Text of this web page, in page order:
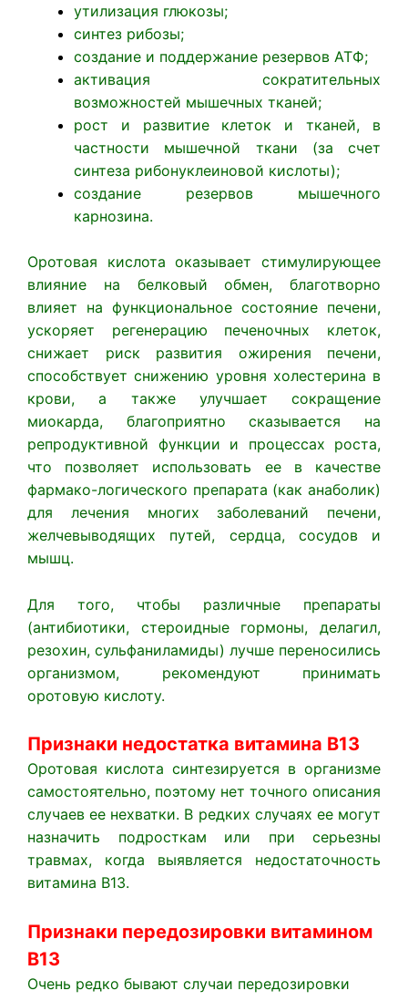
утилизация глюкозы;
синтез рибозы;
создание и поддержание резервов АТФ;
активация сократительных
возможностей мышечных тканей;
рост и развитие клеток и тканей, в
частности мышечной ткани (за счет
синтеза рибонуклеиновой кислоты);
создание резервов мышечного
карнозина.
Оротовая кислота оказывает стимулирующее
влияние на белковый обмен, благотворно
влияет на функциональное состояние печени,
ускоряет регенерацию печеночных клеток,
снижает риск развития ожирения печени,
способствует снижению уровня холестерина в
крови, а также улучшает сокращение
миокарда, благоприятно сказывается на
репродуктивной функции и процессах роста,
что позволяет использовать ее в качестве
фармако-логического препарата (как анаболик)
для лечения многих заболеваний печени,
желчевыводящих путей, сердца, сосудов и
мышц.
Для того, чтобы различные препараты
(антибиотики, стероидные гормоны, делагил,
резохин, сульфаниламиды) лучше переносились
организмом, рекомендуют принимать
оротовую кислоту.
Признаки недостатка витамина В13
Оротовая кислота синтезируется в организме
самостоятельно, поэтому нет точного описания
случаев ее нехватки. В редких случаях ее могут
назначить подросткам или при серьезны
травмах, когда выявляется недостаточность
витамина В13.
Признаки передозировки витамином
В13
Очень редко бывают случаи передозировки